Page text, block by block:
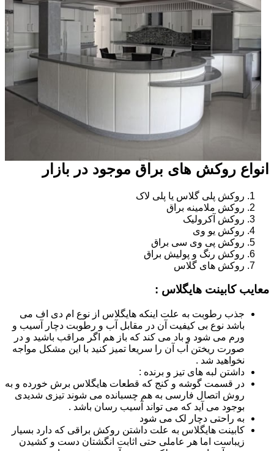
انواع روکش های براق موجود در بازار
روکش پلی گلاس یا پلی لاک
روکش ملامینه براق
روکش آکرولیک
روکش یو وی
روکش پی وی سی براق
روکش رنگ و پولیش براق
روکش های گلاس
معایب کابینت هایگلاس :
جذب رطوبت به علت اینکه هایگلاس از نوع ام دی اف می
باشد نوع بی کیفیت آن در مقابل آب و رطوبت دچار آسیب و
ورم می شود و باد می کند که باز هم اگر مراقب باشید و در
صورت ریختن آب آن را سریعا تمیز کنید با این مشکل مواجه
نخواهید شد .
داشتن لبه های تیز و برنده :
در قسمت گوشه و کنج که قطعات هایگلاس برش خورده و به
روش اتصال فارسی به هم چسبانده می شوند تیزی شدیدی
بوجود می آید که می تواند آسیب رسان باشد .
به راحتی دچار لک می شود
کابینت هایگلاس به علت داشتن روکش براقی که دارد بسیار
زیباست اما هر عاملی حتی اثابت انگشتان دست و کشیدن